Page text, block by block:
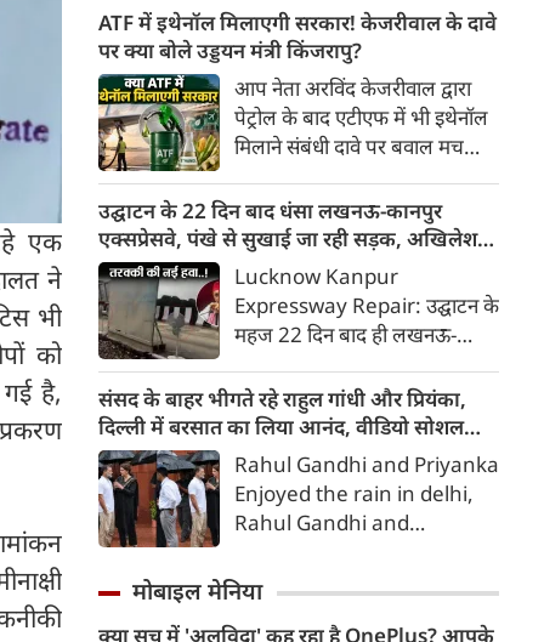
एक
ने
भी
को
गई है,
को बॉम्बे हाईकोर्ट ने वर्ष 2013 के
चर्चित यौन उत्पीड़न मामले में दोषी
करार देते हुए 10 साल की सजा
सुनाई है। हाईकोर्ट की गोवा पीठ ने मई
2021 में निचली अदालत द्वारा
तेजपाल को बरी किए जाने के फैसले
को पूरी तरह रद्द कर दिया।
ATF में इथेनॉल मिलाएगी सरकार! केजरीवाल के दावे
पर क्या बोले उड्डयन मंत्री किंजरापु?
आप नेता अरविंद केजरीवाल द्वारा
पेट्रोल के बाद एटीएफ में भी इथेनॉल
मिलाने संबंधी दावे पर बवाल मच
नायडू किंजरापु ने इसका खंडन करते
हुए कहा कि सरकार की एटीएफ में
इथेनॉल मिलाने की कोई योजना नहीं
है।
उद्घाटन के 22 दिन बाद धंसा लखनऊ-कानपुर
एक्सप्रेसवे, पंखे से सुखाई जा रही सड़क, अखिलेश
का तंज
Lucknow Kanpur
Expressway Repair: उद्घाटन के
महज 22 दिन बाद ही लखनऊ-
लगा है। कुल 8 जगहों पर धंस चुकी
इस सड़क की मरम्मत के लिए
इंजीनियरों ने अब 'हास्यास्पद थेरेपी'
शुरू की है। सड़क को सुखाने के लिए
बड़े-बड़े पंखे लगा दिए गए हैं। इस
अनूठे 'तकनीकी चमत्कार' को लेकर
तंज कसा है,
संसद के बाहर भीगते रहे राहुल गांधी और प्रियंका,
दिल्‍ली में बरसात का लिया आनंद, वीडियो सोशल
मीडिया में वायरल Rahul Gandhi and Priyanka
Enjoyed the rain in delhi,
Rahul Gandhi and
and Priyanka got drenched
मोबाइल मेनिया
क्या सच में 'अलविदा' कह रहा है OnePlus? आपके